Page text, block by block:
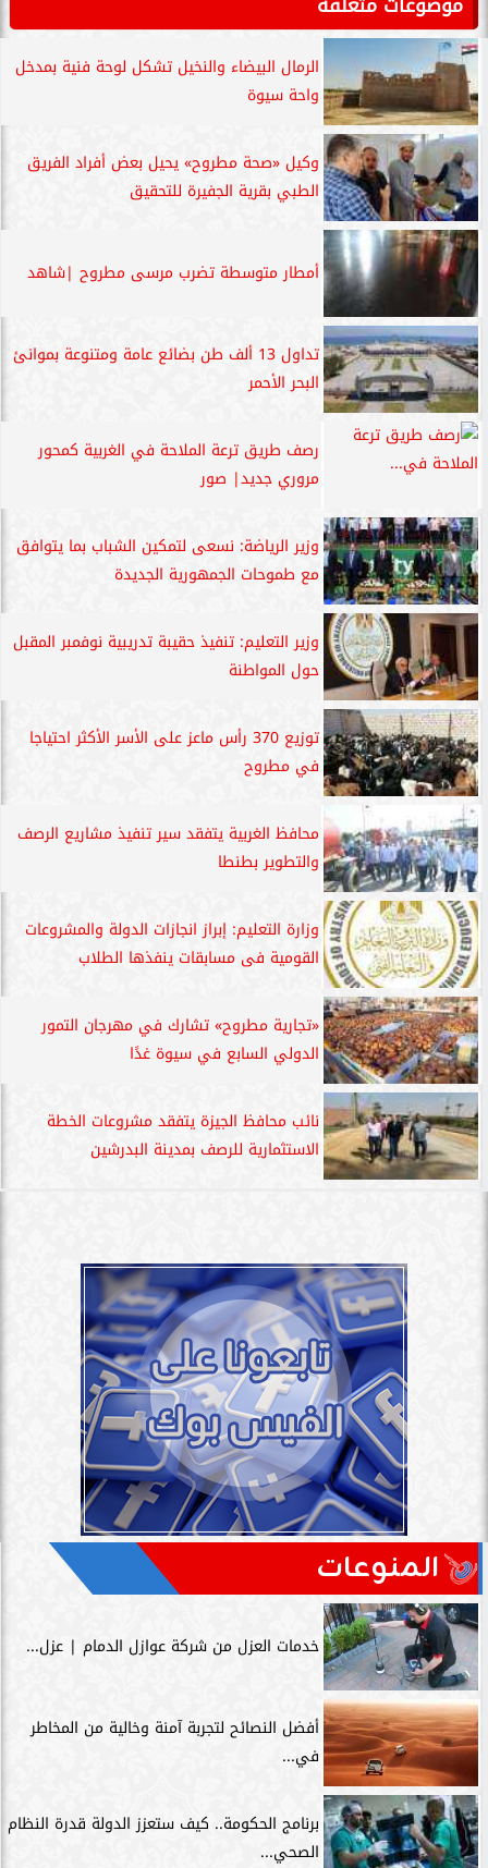
الرمال البيضاء والنخيل تشكل لوحة فنية بمدخل
واحة سيوة
وكيل «صحة مطروح» يحيل بعض أفراد الفريق
الطبي بقرية الجفيرة للتحقيق
أمطار متوسطة تضرب مرسى مطروح |شاهد
تداول 13 ألف طن بضائع عامة ومتنوعة بموانئ
البحر الأحمر
رصف طريق ترعة الملاحة في الغربية كمحور
مروري جديد| صور
وزير الرياضة: نسعى لتمكين الشباب بما يتوافق
مع طموحات الجمهورية الجديدة
وزير التعليم: تنفيذ حقيبة تدريبية نوفمبر المقبل
حول المواطنة
توزيع 370 رأس ماعز على الأسر الأكثر احتياجا
في مطروح
محافظ الغربية يتفقد سير تنفيذ مشاريع الرصف
والتطوير بطنطا
وزارة التعليم: إبراز انجازات الدولة والمشروعات
القومية فى مسابقات ينفذها الطلاب
«تجارية مطروح» تشارك في مهرجان التمور
الدولي السابع في سيوة غدًا
نائب محافظ الجيزة يتفقد مشروعات الخطة
الاستثمارية للرصف بمدينة البدرشين
المنوعات
خدمات العزل من شركة عوازل الدمام | عزل...
أفضل النصائح لتجربة آمنة وخالية من المخاطر
في...
برنامج الحكومة.. كيف ستعزز الدولة قدرة النظام
الصحي...